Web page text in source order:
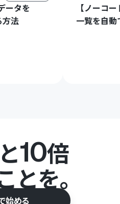
ータを
方法
【ノーコ
一覧を自
と10倍
とを。
始める